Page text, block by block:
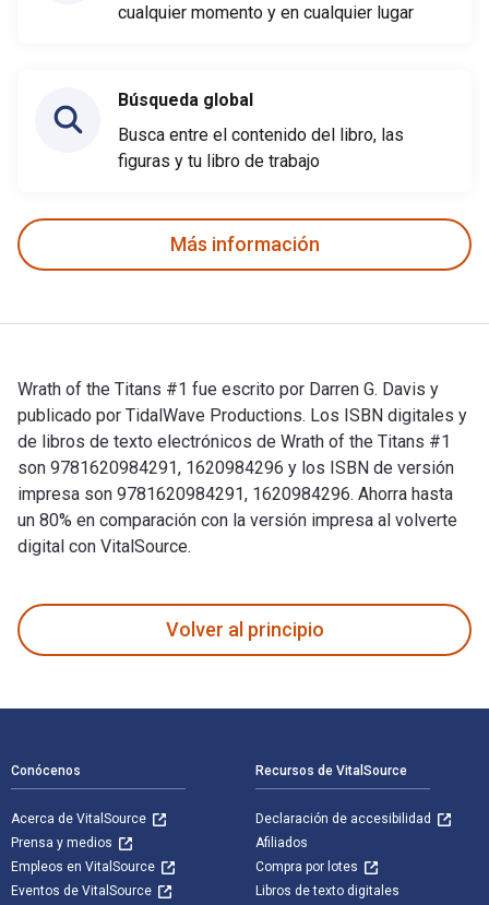
cualquier momento y en cualquier lugar
Búsqueda global
Busca entre el contenido del libro, las
figuras y tu libro de trabajo
Más información
Wrath of the Titans #1 fue escrito por Darren G. Davis y
publicado por TidalWave Productions. Los ISBN digitales y
de libros de texto electrónicos de Wrath of the Titans #1
son 9781620984291, 1620984296 y los ISBN de versión
impresa son 9781620984291, 1620984296. Ahorra hasta
un 80% en comparación con la versión impresa al volverte
digital con VitalSource.
Volver al principio
Conócenos
Acerca de VitalSource
Prensa y medios
Empleos en VitalSource
Eventos de VitalSource
Recursos de VitalSource
Declaración de accesibilidad
Afiliados
Compra por lotes
Libros de texto digitales